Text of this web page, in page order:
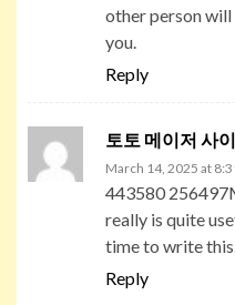
other person will
you.
Reply
토토 메이저 사
March 14, 2025 at
443580
really is quite
time to write
Reply